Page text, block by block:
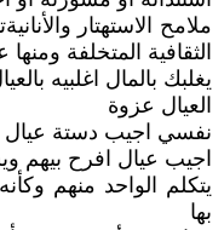
ملامح الاستهتار
الثقافية المتخلفة
يغلبك بالمال اغلبيه
العيال عزوة
نفسي اجيب دستة عيال
اجيب عيال افرح بيهم
يتكلم الواحد منهم
بها